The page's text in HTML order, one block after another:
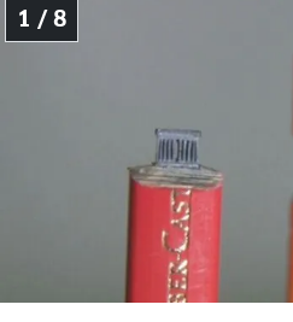
1 / 8Siyaset